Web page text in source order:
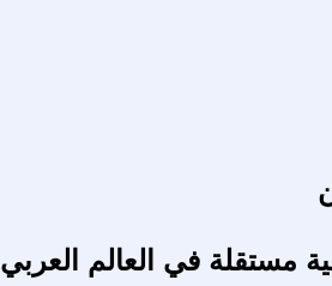
مستقلة في العالم العربي